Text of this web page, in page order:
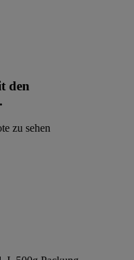
den
zu sehen